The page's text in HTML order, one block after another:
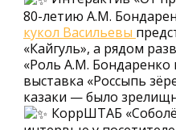
80-летию А.М.
кукол Васильевы
«Кайгуль», а рядом
«Роль А.М. Бондаренко
выставка «Россыпь
казаки — было
КоррШТАБ